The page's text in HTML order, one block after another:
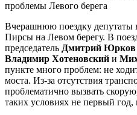
проблемы Левого берега
Вчерашнюю поездку депутаты
Пирсы на Левом берегу. В
председатель Дмитрий Юрков
Владимир Хотеновский и
пункте много проблем: не
моста. Из-за отсутствия
проблематично вызвать
таких условиях не первый год,